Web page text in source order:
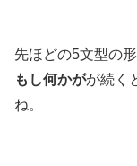
先ほどの5文型の
もし何かがが続く
ね。